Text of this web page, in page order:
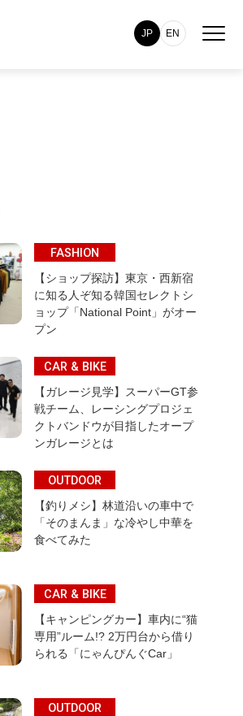
JP EN
FASHION
【ショップ探訪】東京・西新宿
に知る人ぞ知る韓国セレクトシ
ョップ「National Point」がオー
プン
CAR & BIKE
【ガレージ見学】スーパーGT参
戦チーム、レーシングプロジェ
クトバンドウが目指したオープ
ンガレージとは
OUTDOOR
【釣りメシ】林道沿いの車中で
「そのまんま」な冷やし中華を
食べてみた
CAR & BIKE
【キャンピングカー】車内に“猫
専用”ルーム!? 2万円台から借り
られる「にゃんぴんぐCar」
OUTDOOR